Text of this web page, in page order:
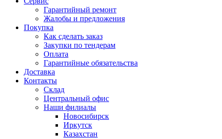
Гарантийный ремонт
Жалобы и предложения
Покупка
Как сделать заказ
Закупки по тендерам
Оплата
Гарантийные обязательства
Доставка
Контакты
Склад
Центральный офис
Наши филиалы
Новосибирск
Иркутск
Казахстан